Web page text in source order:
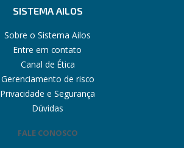
SISTEMA AILOS
Sobre o Sistema Ailos
Entre em contato
Canal de Ética
Gerenciamento de risco
Privacidade e Segurança
Dúvidas
FALE CONOSCO